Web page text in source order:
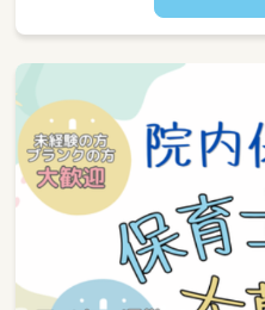
季節の工作・お絵
手洗い・うがい、
排泄などの基本
みんなで楽しく
配膳・準備・食事
子どもたちが清
お部屋のお掃除や